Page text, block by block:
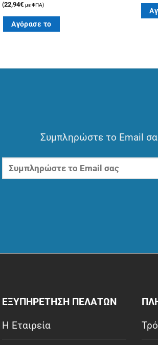
(22,94€ με ΦΠΑ)
Αγόρασε το
Συμπληρώστε το Email
ΕΞΥΠΗΡΕΤΗΣΗ ΠΕΛΑΤΩΝ
Η Εταιρεία